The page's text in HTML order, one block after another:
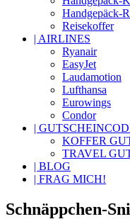
Handgepäck-
Reisekoffer
| AIRLINES
Ryanair
EasyJet
Laudamotion
Lufthansa
Eurowings
Condor
|
KOFFER
TRAVEL
| BLOG
| FRAG MICH!
Schnäppchen-